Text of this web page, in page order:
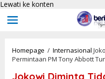
Lewati ke konten
Homepage / Internasional
Permintaan PM Tony Abbott
Jokowi Diminta